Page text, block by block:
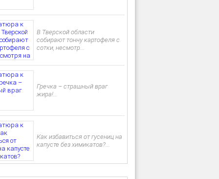
В Тверской области
собирают тонну картофеля с
сотки, несмотр...
Гречка – страшный враг
жира!...
Как избавиться от гусениц на
капусте без химикатов?...